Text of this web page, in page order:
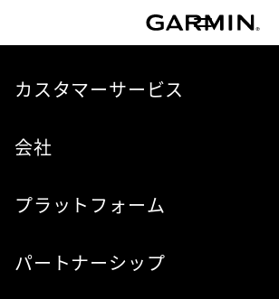
カスタマーサービス
会社
プラットフォーム
パートナーシップ